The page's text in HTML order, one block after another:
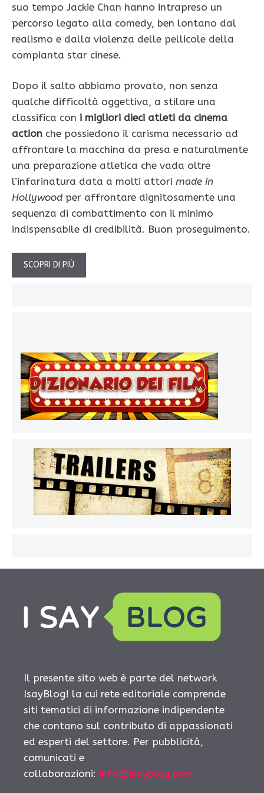
suo tempo Jackie Chan hanno intrapreso un
percorso legato alla comedy, ben lontano dal
realismo e dalla violenza delle pellicole della
compianta star cinese.
Dopo il salto abbiamo provato, non senza
qualche difficoltà oggettiva, a stilare una
classifica con i migliori dieci atleti da cinema
action che possiedono il carisma necessario ad
affrontare la macchina da presa e naturalmente
una preparazione atletica che vada oltre
l’infarinatura data a molti attori made in
Hollywood per affrontare dignitosamente una
sequenza di combattimento con il minimo
indispensabile di credibilità. Buon proseguimento.
SCOPRI DI PIÙ
Il presente sito web è parte del network
IsayBlog! la cui rete editoriale comprende
siti tematici di informazione indipendente
che contano sul contributo di appassionati
ed esperti del settore. Per pubblicità,
comunicati e
collaborazioni: info@isayblog.com